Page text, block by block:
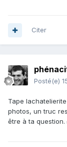
Citer
Posté(e)
Tape
photos, un truc
être à ta question.